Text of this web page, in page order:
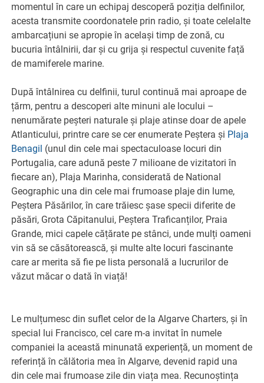
momentul în care un echipaj descoperă poziția delfinilor,
acesta transmite coordonatele prin radio, și toate celelalte
ambarcațiuni se apropie în același timp de zonă, cu
bucuria întâlnirii, dar și cu grija și respectul cuvenite față
de mamiferele marine.
După întâlnirea cu delfinii, turul continuă mai aproape de
țărm, pentru a descoperi alte minuni ale locului –
nenumărate peșteri naturale și plaje atinse doar de apele
Atlanticului, printre care se cer enumerate Peștera și Plaja
Benagil (unul din cele mai spectaculoase locuri din
Portugalia, care adună peste 7 milioane de vizitatori în
fiecare an), Plaja Marinha, considerată de National
Geographic una din cele mai frumoase plaje din lume,
Peștera Păsărilor, în care trăiesc șase specii diferite de
păsări, Grota Căpitanului, Peștera Traficanților, Praia
Grande, mici capele cățărate pe stânci, unde mulți oameni
vin să se căsătorească, și multe alte locuri fascinante
care ar merita să fie pe lista personală a lucrurilor de
văzut măcar o dată în viață!
Le mulțumesc din suflet celor de la Algarve Charters, și în
special lui Francisco, cel care m-a invitat în numele
companiei la această minunată experiență, un moment de
referință în călătoria mea în Algarve, devenid rapid una
din cele mai frumoase zile din viața mea. Recunoștința